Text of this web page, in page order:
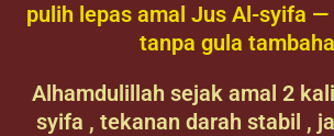
pulih lepas amal Jus Al-syifa —
tanpa gula
Alhamdulillah sejak amal 2
syifa , tekanan darah stabil ,